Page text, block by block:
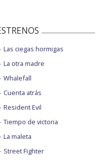
Las ciegas hormigas
La otra madre
Whalefall
Cuenta atrás
Resident Evil
Tiempo de victoria
La maleta
Street Fighter